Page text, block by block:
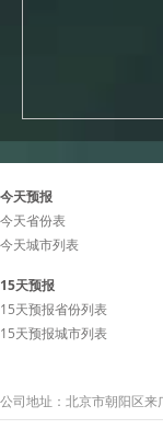
今天预报
今天省份表
今天城市列表
15天预报
15天预报省份列表
15天预报城市列表
公司地址：北京市朝阳区